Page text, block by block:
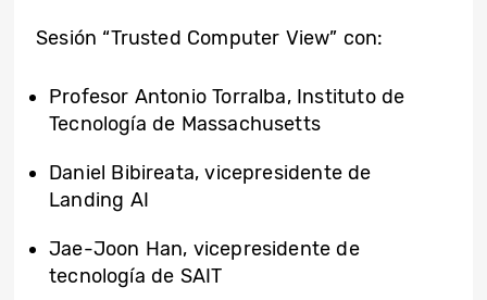
Sesión “Trusted Computer View” con:
Profesor Antonio Torralba, Instituto de
Tecnología de Massachusetts
Daniel Bibireata, vicepresidente de
Landing AI
Jae-Joon Han, vicepresidente de
tecnología de SAIT